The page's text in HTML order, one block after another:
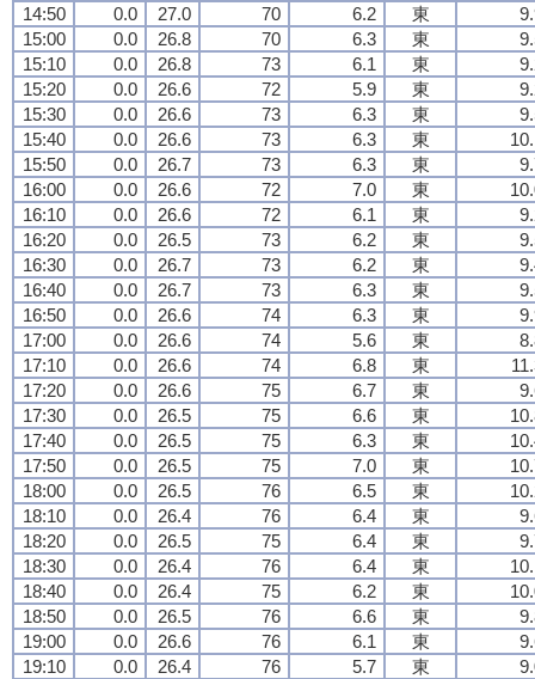
14:50 0.0 27.0 70 6.2 東
15:00
0.0 26.8 70 6.3 東
15:10
0.0 26.8 73 6.1 東
15:20
0.0 26.6 72 5.9 東
15:30
0.0 26.6 73 6.3 東
15:40
0.0 26.6 73 6.3 東
15:50
0.0 26.7 73 6.3 東
16:00
0.0 26.6 72 7.0 東
16:10
0.0 26.6 72 6.1 東
16:20
0.0 26.5 73 6.2 東
16:30
0.0 26.7 73 6.2 東
16:40
0.0 26.7 73 6.3 東
16:50
0.0 26.6 74 6.3 東
17:00
0.0 26.6 74 5.6 東
17:10
0.0 26.6 74 6.8 東
17:20
0.0 26.6 75 6.7 東
17:30
0.0 26.5 75 6.6 東
17:40
0.0 26.5 75 6.3 東
17:50
0.0 26.5 75 7.0 東
18:00
0.0 26.5 76 6.5 東
18:10
0.0 26.4 76 6.4 東
18:20
0.0 26.5 75 6.4 東
18:30
0.0 26.4 76 6.4 東
18:40
0.0 26.4 75 6.2 東
18:50
0.0 26.5 76 6.6 東
19:00
0.0 26.6 76 6.1 東
19:10
0.0 26.4 76 5.7 東